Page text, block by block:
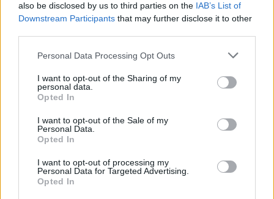
also be disclosed by us to third parties on the IAB’s List of
Downstream Participants that may further disclose it to other
Personal Data Processing Opt Outs
I want to opt-out of the Sharing of my
personal data.
Opted In
I want to opt-out of the Sale of my
Personal Data.
Opted In
I want to opt-out of processing my
Personal Data for Targeted Advertising.
Opted In
Η Chery επενδύει 75 εκατ.
Ατρόμητος και Novibet
συνεργασίας τους μέχρι το
FTSE4Good
Alpha Bank: Για πρώτη φορά το Αρχαίο Θέατρο Επιδαύρου άνοιξε τις
πύλες του σε όλους